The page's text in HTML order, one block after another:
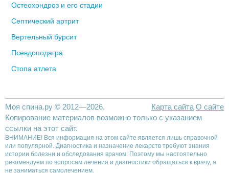
Остеохондроз и его стадии
Септический артрит
Вертельный бурсит
Псевдоподагра
Стопа атлета
Карта сайта О сайте
Моя спина.ру © 2012—2026.
Копирование материалов возможно только с указанием
ссылки на этот сайт.
ВНИМАНИЕ! Вся информация на этом сайте является лишь справочной
или популярной. Диагностика и назначение лекарств требуют знания
истории болезни и обследования врачом. Поэтому мы настоятельно
рекомендуем по вопросам лечения и диагностики обращаться к врачу, а
не заниматься самолечением.